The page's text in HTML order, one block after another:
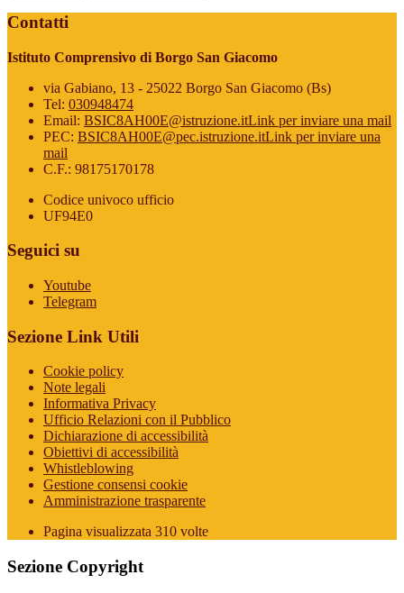
Contatti
Istituto Comprensivo di Borgo San Giacomo
via Gabiano, 13 - 25022 Borgo San Giacomo (Bs)
Tel: 030948474
Email: BSIC8AH00E@istruzione.itLink per inviare una mail
PEC: BSIC8AH00E@pec.istruzione.itLink per inviare una
mail
C.F.: 98175170178
Codice univoco ufficio
UF94E0
Seguici su
Youtube
Telegram
Sezione Link Utili
Cookie policy
Note legali
Informativa Privacy
Ufficio Relazioni con il Pubblico
Dichiarazione di accessibilità
Obiettivi di accessibilità
Whistleblowing
Gestione consensi cookie
Amministrazione trasparente
Pagina visualizzata 310 volte
Sezione Copyright